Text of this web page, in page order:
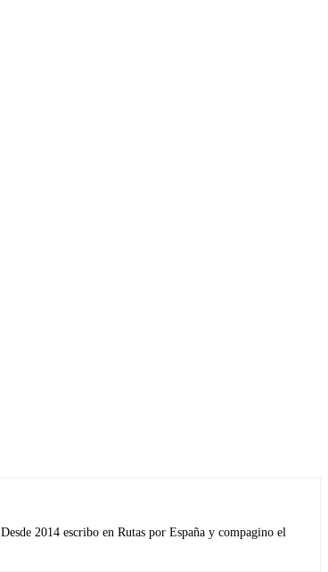
2014 escribo en Rutas por España y compagino el